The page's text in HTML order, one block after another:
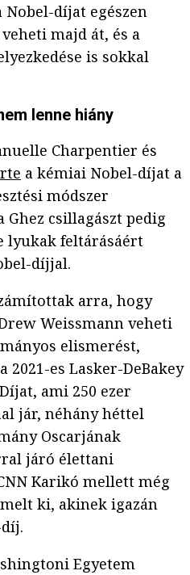
Nobel-díjat egészen
majd át, és a
is sokkal
lenne hiány
Charpentier és
a kémiai Nobel-díjat a
módszer
csillagászt pedig
lyukak feltárásáért
díjjal.
arra, hogy
Weissmann veheti
elismerést,
a 2021-es Lasker-DeBakey
ami 250 ezer
jár, néhány héttel
Oscarjának
járó élettani
Karikó mellett még
ki, akinek igazán
Egyetem